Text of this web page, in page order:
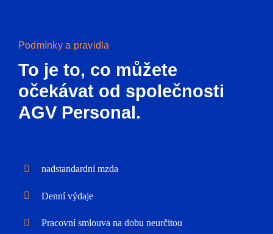
Podmínky a pravidla
To je to, co můžete
očekávat od společnosti
AGV Personal.
nadstandardní mzda
Denní výdaje
Pracovní smlouva na dobu neurčitou